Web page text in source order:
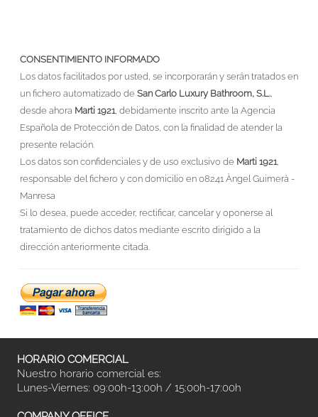
CONSENTIMIENTO INFORMADO
Los datos facilitados por usted, se incorporarán y serán tratados en
un fichero automatizado de San Carlo Luxury Bathroom, S.L.,
desde ahora Marti 1921, debidamente inscrito ante la Agencia
Española de Protección de Datos, con la finalidad de atender la
presente relación.
Los datos son confidenciales y de uso exclusivo de Marti 1921,
responsable del fichero y con domicilio en 08241 Àngel Guimerà -
Manresa
Si lo desea, puede acceder, rectificar, cancelar y oponerse al
tratamiento de dichos datos mediante escrito dirigido a la
dirección anteriormente citada.
HORARIO COMERCIAL
Nuestro horario comercial es:
Lunes-Viernes: 09:00h-13:00h / 15:00h-17:00h